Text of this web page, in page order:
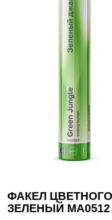
ФАКЕЛ
ЗЕЛЕНЫЙ MA0512